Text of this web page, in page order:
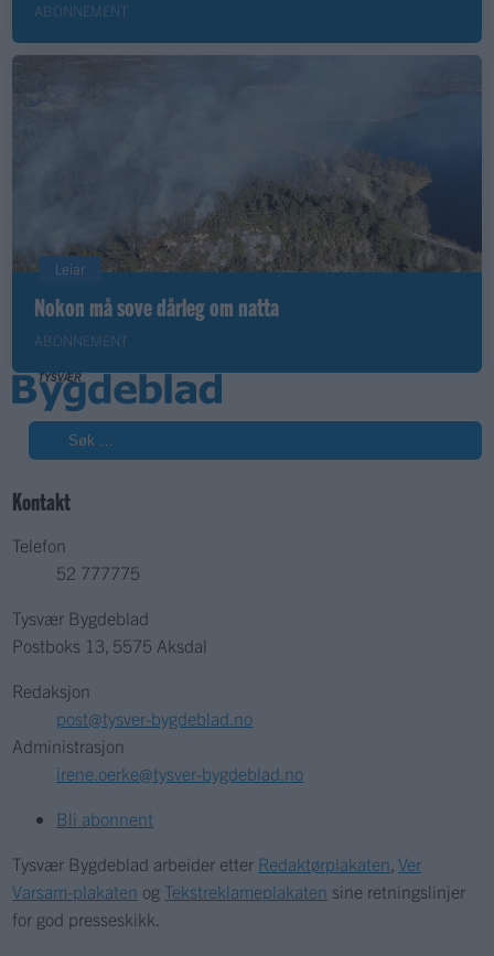
ABONNEMENT
Leiar
Nokon må sove dårleg om natta
ABONNEMENT
Søk
Kontakt
Telefon
52 777775
Tysvær Bygdeblad
Postboks 13, 5575 Aksdal
Redaksjon
post@tysver-bygdeblad.no
Administrasjon
irene.oerke@tysver-bygdeblad.no
Bli abonnent
Tysvær Bygdeblad arbeider etter Redaktørplakaten ,Ver
Varsam-plakaten og Tekstreklameplakaten sine retningslinjer
for god presseskikk.